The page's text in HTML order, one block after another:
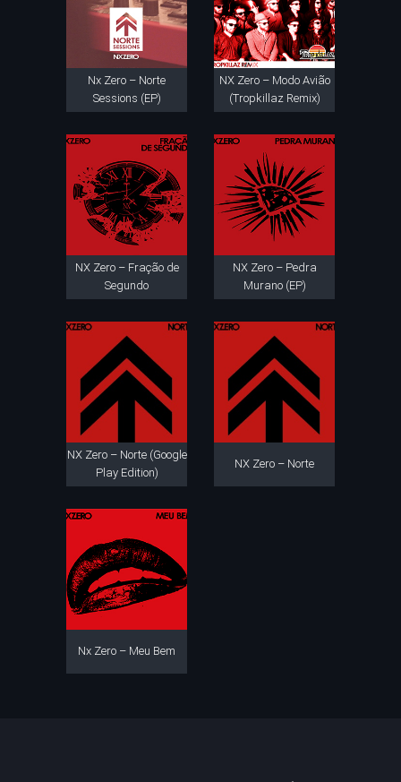
Nx Zero – Norte
Sessions (EP)
NX Zero – Modo Avião
(Tropkillaz Remix)
NX Zero – Fração de
Segundo
NX Zero – Pedra
Murano (EP)
NX Zero – Norte (Google
Play Edition)
NX Zero – Norte
Nx Zero – Meu Bem